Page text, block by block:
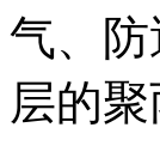
气、
层的